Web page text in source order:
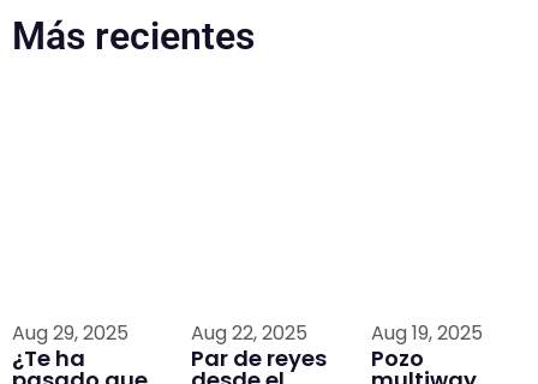
Más recientes
Aug 29, 2025
¿Te ha
Aug 22, 2025
Par de reyes
Aug 19, 2025
Pozo